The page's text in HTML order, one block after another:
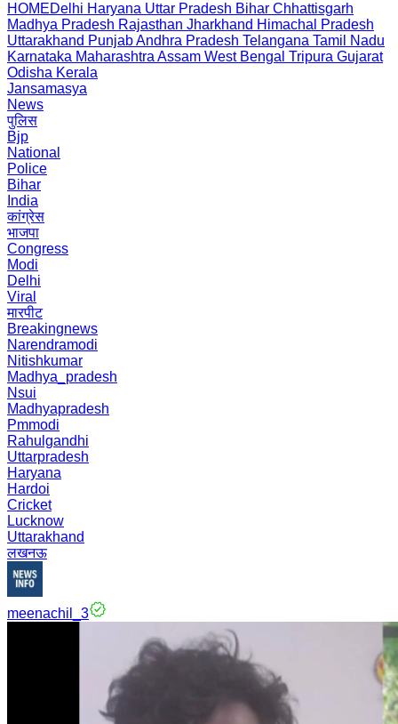
HOMEDelhi Haryana Uttar Pradesh Bihar Chhattisgarh
Madhya Pradesh Rajasthan Jharkhand Himachal Pradesh
Uttarakhand PunjabAndhra Pradesh Telangana Tamil Nadu
Karnataka Maharashtra Assam West Bengal Tripura Gujarat
Odisha Kerala
Jansamasya
News
पुलिस
Bjp
National
Police
Bihar
India
कांग्रेस
भाजपा
Congress
Modi
Delhi
Viral
मारपीट
Breakingnews
Narendramodi
Nitishkumar
Madhya_pradesh
Nsui
Madhyapradesh
Pmmodi
Rahulgandhi
Uttarpradesh
Haryana
Hardoi
Cricket
Lucknow
Uttarakhand
लखनऊ
meenachil_3